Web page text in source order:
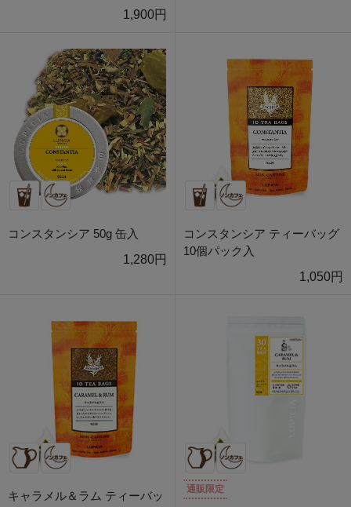
1,900円
コンスタンシア 50g 缶入
1,280円
コンスタンシア ティーバッグ
10個パック入
1,050円
キャラメル＆ラム ティーバッ
通販限定